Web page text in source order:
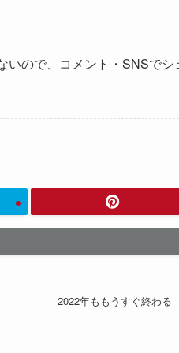
ので、コメント・SNSでシ
2022年ももうすぐ終わる